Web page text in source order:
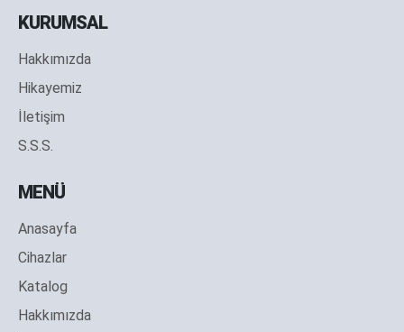
KURUMSAL
Hakkımızda
Hikayemiz
İletişim
S.S.S.
MENÜ
Anasayfa
Cihazlar
Katalog
Hakkımızda